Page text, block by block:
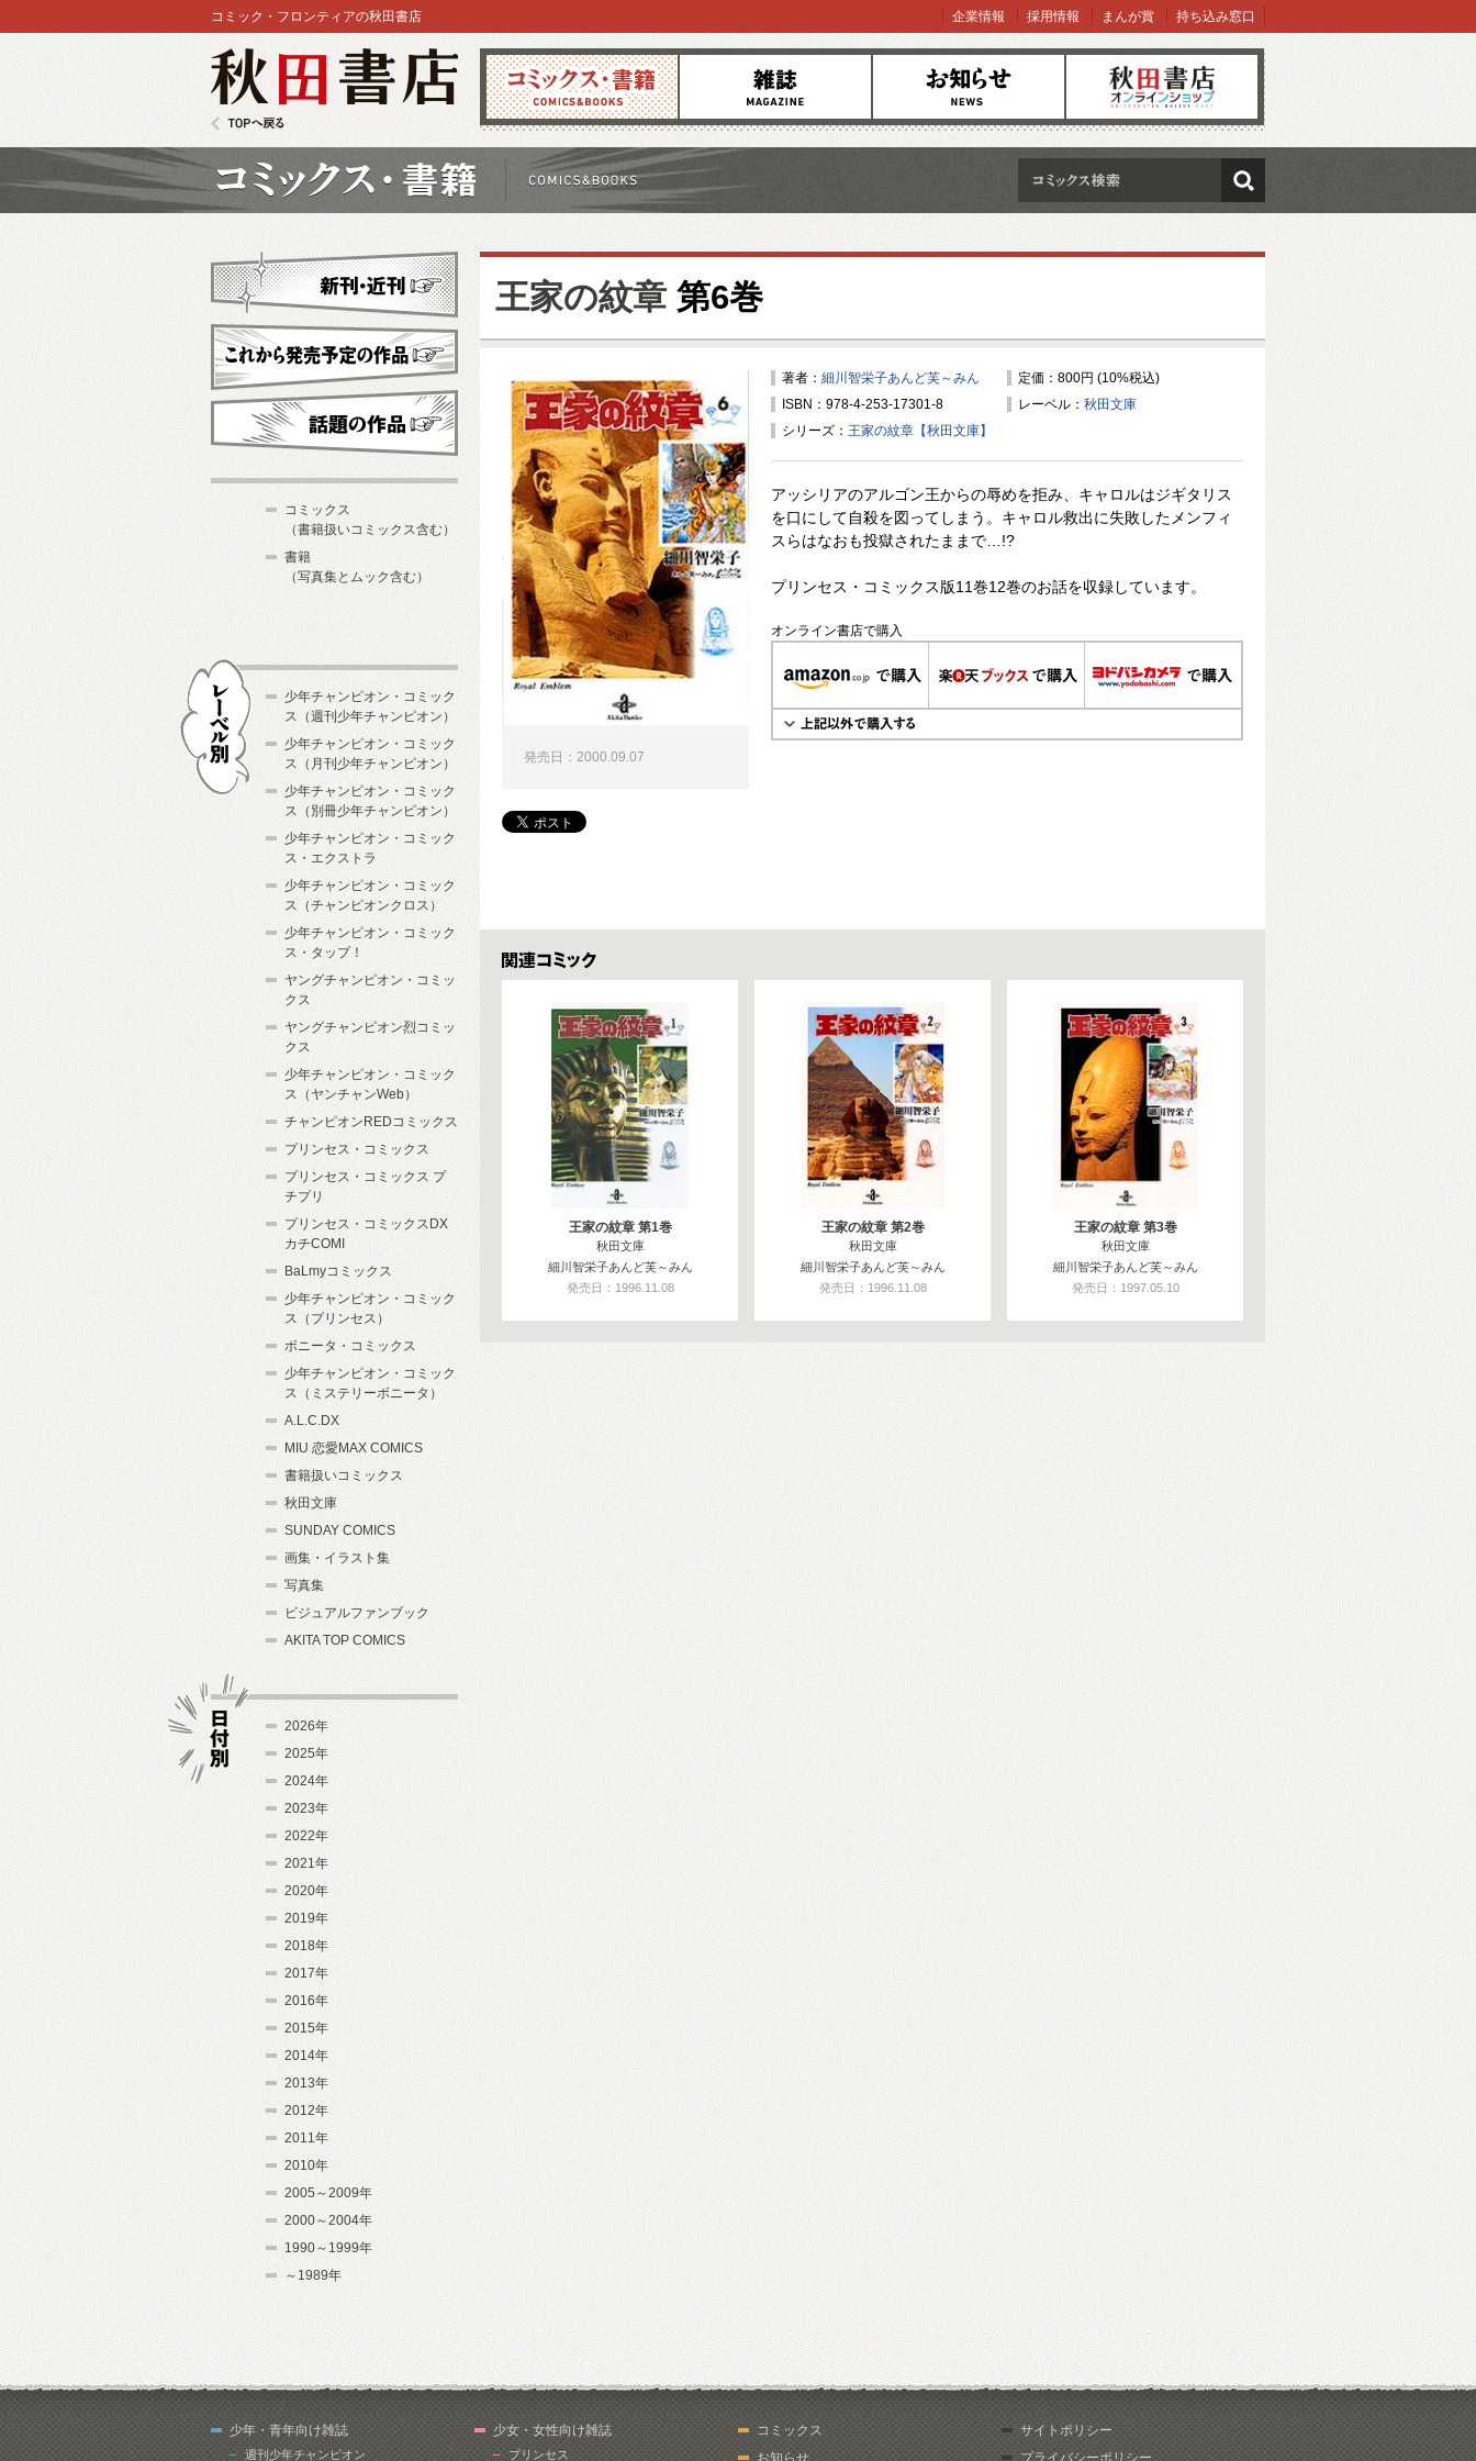
コミックス 雑誌 お知らせ オンラインショップ
コミック・フロンティアの秋田書店 企業情報 採用情報 まんが賞 持ち込み窓口
検索
王家の紋章 第6巻
著者： 細川智栄子あんど芙～みん
定価：800円 (10%税込)
ISBN：978-4-253-17301-8
レーベル： 秋田文庫
シリーズ： 王家の紋章【秋田文庫】
アッシリアのアルゴン王からの辱めを拒み、キャロルはジギタリス
を口にして自殺を図ってしまう。キャロル救出に失敗したメンフィ
スらはなおも投獄されたままで…!?
プリンセス・コミックス版11巻12巻のお話を収録しています。
オンライン書店で購入
発売日：2000.09.07
関連コミックス
王家の紋章 第1巻
秋田文庫
細川智栄子あんど芙～みん
発売日：1996.11.08
王家の紋章 第2巻
秋田文庫
細川智栄子あんど芙～みん
発売日：1996.11.08
王家の紋章 第3巻
秋田文庫
細川智栄子あんど芙～みん
発売日：1997.05.10
新刊・近刊
これから発売予定
コミックス
（書籍扱いコミックス含む）
書籍
（写真集とムック含む）
少年チャンピオン・コミック
ス（週刊少年チャンピオン）
少年チャンピオン・コミック
ス（月刊少年チャンピオン）
少年チャンピオン・コミック
ス（別冊少年チャンピオン）
少年チャンピオン・コミック
ス・エクストラ
少年チャンピオン・コミック
ス（チャンピオンクロス）
少年チャンピオン・コミック
ス・タップ！
ヤングチャンピオン・コミッ
クス
ヤングチャンピオン烈コミッ
クス
少年チャンピオン・コミック
ス（ヤンチャンWeb）
チャンピオンREDコミックス
プリンセス・コミックス
プリンセス・コミックス プ
チプリ
プリンセス・コミックスDX
カチCOMI
BaLmyコミックス
少年チャンピオン・コミック
ス（プリンセス）
ボニータ・コミックス
少年チャンピオン・コミック
ス（ミステリーボニータ）
A.L.C.DX
MIU 恋愛MAX COMICS
書籍扱いコミックス
秋田文庫
SUNDAY COMICS
画集・イラスト集
写真集
ビジュアルファンブック
AKITA TOP COMICS
2026年
2025年
2024年
2023年
2022年
2021年
2020年
2019年
2018年
2017年
2016年
2015年
2014年
2013年
2012年
2011年
2010年
2005～2009年
2000～2004年
1990～1999年
～1989年
少年・青年向け雑誌
週刊少年チャンピオン
少女・女性向け雑誌
プリンセス
コミックス
お知らせ
サイトポリシー
プライバシーポリシー